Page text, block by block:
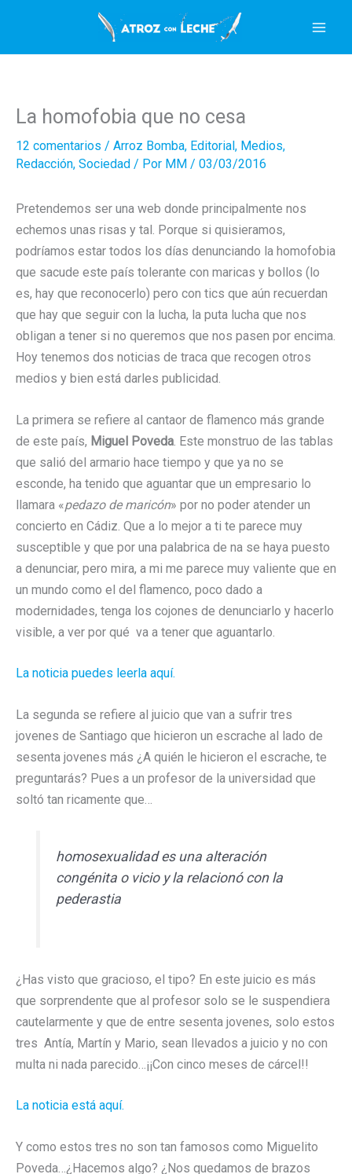
contenido
La homofobia que no cesa
12 comentarios / Arroz Bomba, Editorial, Medios,
Redacción, Sociedad / Por MM / 03/03/2016
Pretendemos ser una web donde principalmente nos
echemos unas risas y tal. Porque si quisieramos,
podríamos estar todos los días denunciando la homofobia
que sacude este país tolerante con maricas y bollos (lo
es, hay que reconocerlo) pero con tics que aún recuerdan
que hay que seguir con la lucha, la puta lucha que nos
obligan a tener si no queremos que nos pasen por encima.
Hoy tenemos dos noticias de traca que recogen otros
medios y bien está darles publicidad.
La primera se refiere al cantaor de flamenco más grande
de este país, Miguel Poveda . Este monstruo de las tablas
que salió del armario hace tiempo y que ya no se
esconde, ha tenido que aguantar que un empresario lo
llamara «pedazo de maricón» por no poder atender un
concierto en Cádiz. Que a lo mejor a ti te parece muy
susceptible y que por una palabrica de na se haya puesto
a denunciar, pero mira, a mi me parece muy valiente que en
un mundo como el del flamenco, poco dado a
modernidades, tenga los cojones de denunciarlo y hacerlo
visible, a ver por qué va a tener que aguantarlo.
La noticia puedes leerla aquí.
La segunda se refiere al juicio que van a sufrir tres
jovenes de Santiago que hicieron un escrache al lado de
sesenta jovenes más ¿A quién le hicieron el escrache, te
preguntarás? Pues a un profesor de la universidad que
soltó tan ricamente que…
homosexualidad es una alteración
congénita o vicio y la relacionó con la
pederastia
¿Has visto que gracioso, el tipo? En este juicio es más
que sorprendente que al profesor solo se le suspendiera
cautelarmente y que de entre sesenta jovenes, solo estos
tres Antía, Martín y Mario, sean llevados a juicio y no con
multa ni nada parecido…¡¡Con cinco meses de cárcel!!
La noticia está aquí.
Y como estos tres no son tan famosos como Miguelito
Poveda…¿Hacemos algo? ¿Nos quedamos de brazos